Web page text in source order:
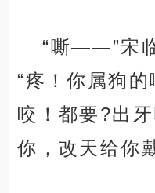
“嘶——”宋
“疼！你属狗
咬！都要?出
你，改天给你